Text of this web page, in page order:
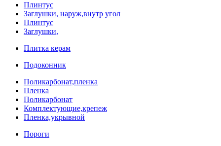
Плинтус
Заглушки, наруж,внутр угол
Плинтус
Заглушки,
Плитка керам
Подоконник
Поликарбонат,пленка
Пленка
Поликарбонат
Комплектующие,крепеж
Пленка,укрывной
Пороги